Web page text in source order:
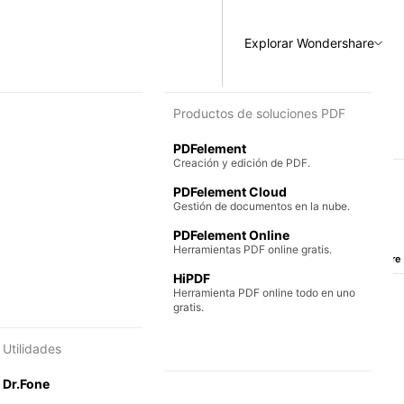
Productos de soluciones PDF
PDFelement
Creación y edición de PDF.
PDFelement Cloud
Gestión de documentos en la nube.
PDFelement Online
Herramientas PDF online gratis.
HiPDF
Herramienta PDF online todo en uno
gratis.
Utilidades
Dr.Fone
Explorar Wondershare
Escanea y descubre